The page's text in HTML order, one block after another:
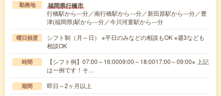
勤務地 福岡県行橋市
行橋駅から---分／南行橋駅から---分／新田原駅から---分／豊
津(福岡県)駅から---分／今川河童駅から---分
曜日頻度
シフト制（月～日） ※平日のみなどの相談もOK ※週3なども
相談OK
時間
【シフト例】07:00～16:0009:00～18:0017:00～09:00※ 上記
は一例です！そ…
期間 即日～2ヶ月以上